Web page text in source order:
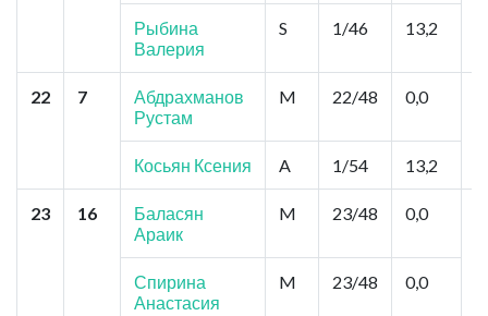
Рыбина
Валерия
S 1/46 13,2
22 7
Абдрахманов
Рустам
M 22/48 0,0
Косьян Ксения
A 1/54 13,2
23 16
Баласян
Араик
M 23/48 0,0
Спирина
Анастасия
M 23/48 0,0